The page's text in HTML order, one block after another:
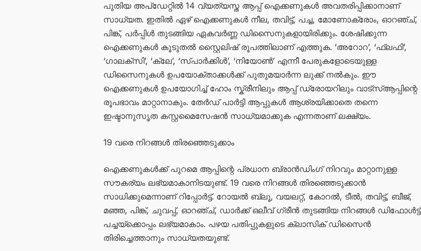
പുതിയ അപ്ഡേറ്റിൽ 14 വ്യത്യസ്ത ആപ്പ് ഐക്കണുകൾ അവതരിപ്പിക്കാനാണ്
സാധ്യത. ഇതിൽ ഏഴ് ഐക്കണുകൾ നീല, തവിട്ട്, പച്ച, മോണോക്രോം, ഓറഞ്ച്,
പിങ്ക്, പർപ്പിൾ തുടങ്ങിയ ഏകവർണ്ണ ഡിസൈനുകളായിരിക്കും. ശേഷിക്കുന്ന
ഐക്കണുകൾ കൂടുതൽ സ്റ്റൈലിഷ് രൂപത്തിലാണ് എത്തുക. ‘അറോറ’, ‘ഫ്ലഫി’,
‘ഗാലക്സി’, ‘ക്ലേ’, ‘സ്പാർക്കിൾ’, ‘നിയോൺ’ എന്നീ പേരുകളോടെയുള്ള
ഡിസൈനുകൾ ഉപയോക്താക്കൾക്ക് പുതുമയാർന്ന ലുക്ക് നൽകും. ഈ
ഐക്കണുകൾ ഉപയോഗിച്ച് ഹോം സ്ക്രീനിലും ആപ്പ് ഡ്രോയറിലും വാട്സ്ആപ്പിന്റെ
രൂപഭാവം മാറ്റാനാകും. തേർഡ് പാർട്ടി ആപ്പുകൾ ആശ്രയിക്കാതെ തന്നെ
ഇഷ്ടാനുസൃത കസ്റ്റമൈസേഷൻ സാധ്യമാക്കുക എന്നതാണ് ലക്ഷ്യം.
19 വരെ നിറങ്ങൾ തിരഞ്ഞെടുക്കാം
ഐക്കണുകൾക്ക് പുറമെ ആപ്പിന്റെ പ്രധാന ബ്രാൻഡിംഗ് നിറവും മാറ്റാനുള്ള
സൗകര്യം ലഭ്യമാകാനിടയുണ്ട്. 19 വരെ നിറങ്ങൾ തിരഞ്ഞെടുക്കാൻ
സാധിക്കുമെന്നാണ് റിപ്പോർട്ട്. റോയൽ ബ്ലൂ, വയലറ്റ്, കോറൽ, ടീൽ, തവിട്ട്, ബീജ്,
മഞ്ഞ, പിങ്ക്, ചുവപ്പ്, ഓറഞ്ച്, ഡാർക്ക് ഒലീവ് ഗ്രീൻ തുടങ്ങിയ നിറങ്ങൾ ഡിഫോൾട്ട്
പച്ചയ്ക്കൊപ്പം ലഭ്യമാകാം. പഴയ പതിപ്പുകളുടെ ക്ലാസിക് ഡിസൈൻ
തിരിച്ചെത്താനും സാധ്യതയുണ്ട്.